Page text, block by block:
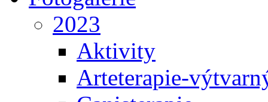
2023
Aktivity
Arteterapie-